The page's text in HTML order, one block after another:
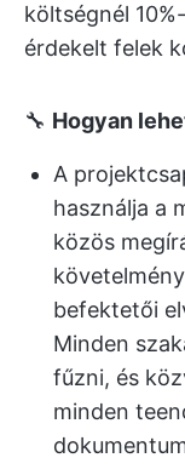
költségnél
érdekelt felek
🔧 Hogyan
A
használja a
közös
befektetői
Minden
fűzni, és
minden